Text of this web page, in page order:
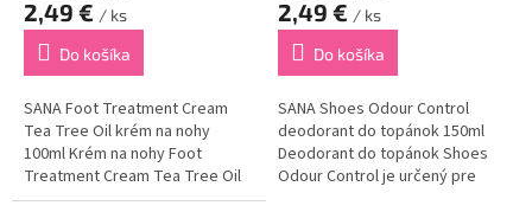
2,49 € / ks
Do košíka
SANA Foot Treatment Cream
Tea Tree Oil krém na nohy
100ml Krém na nohy Foot
Treatment Cream Tea Tree Oil
je určený na zmäkčenie
2,49 € / ks
Do košíka
SANA Shoes Odour Control
deodorant do topánok 150ml
Deodorant do topánok Shoes
Odour Control je určený pre